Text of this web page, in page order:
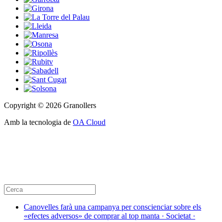
Copyright © 2026 Granollers
Amb la tecnologia de OA Cloud
Canovelles farà una campanya per conscienciar sobre els
«efectes adversos» de comprar al top manta · Societat ·